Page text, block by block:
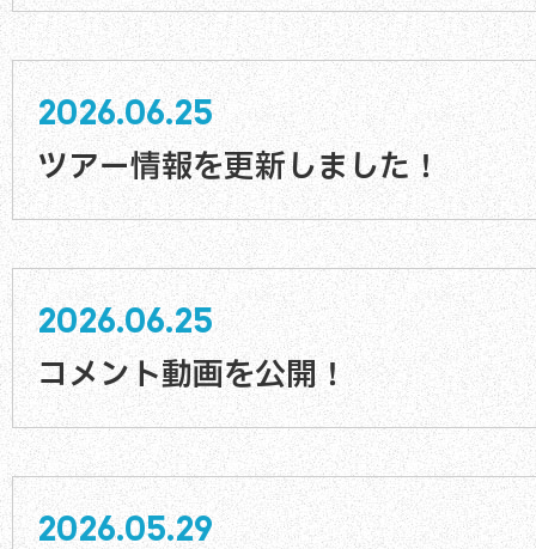
2026.06.25
ツアー情報を更新しました！
2026.06.25
コメント動画を公開！
2026.05.29